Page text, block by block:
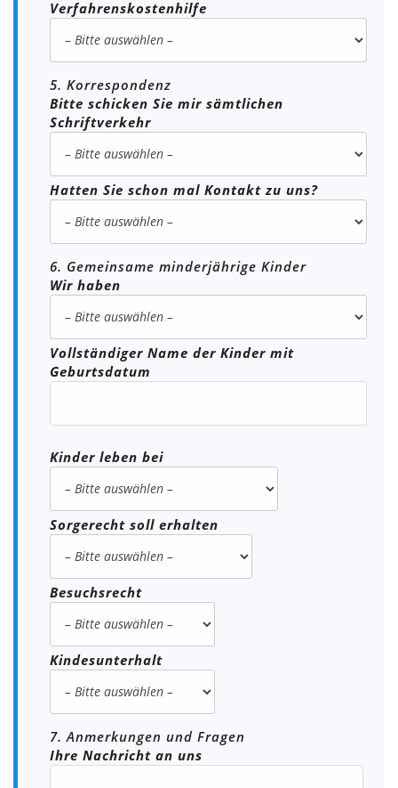
Verfahrenskostenhilfe
5. Korrespondenz
Bitte schicken Sie mir sämtlichen
Schriftverkehr
Hatten Sie schon mal Kontakt zu uns?
6. Gemeinsame minderjährige Kinder
Wir haben
Vollständiger Name der Kinder mit
Geburtsdatum
Kinder leben bei
Sorgerecht soll erhalten
Besuchsrecht
Kindesunterhalt
7. Anmerkungen und Fragen
Ihre Nachricht an uns